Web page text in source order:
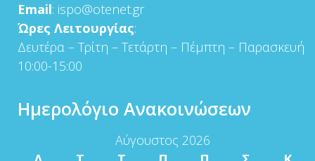
Email: ispo@otenet.gr
Ώρες Λειτουργίας:
Δευτέρα – Τρίτη – Τετάρτη – Πέμπτη – Παρασκευή
10:00-15:00
Ημερολόγιο Ανακοινώσεων
Αύγουστος 2026